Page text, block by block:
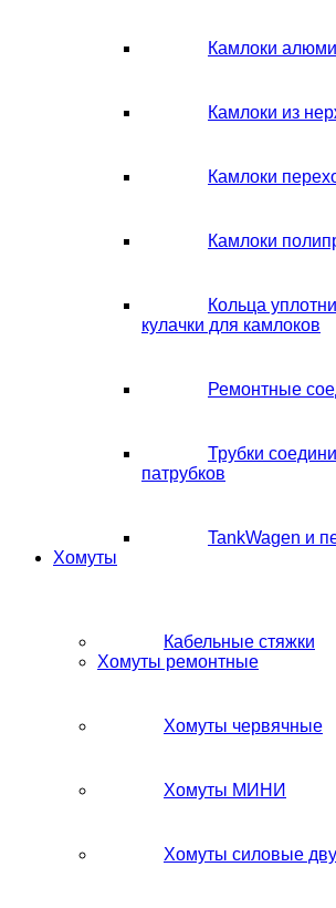
Камлоки
Камлоки из
Камлоки
Камлоки
Кольца
кулачки для камлоков
Ремонтные
Трубки
патрубков
TankWagen и
Хомуты
Кабельные стяжки
Хомуты ремонтные
Хомуты червячные
Хомуты МИНИ
Хомуты силовые